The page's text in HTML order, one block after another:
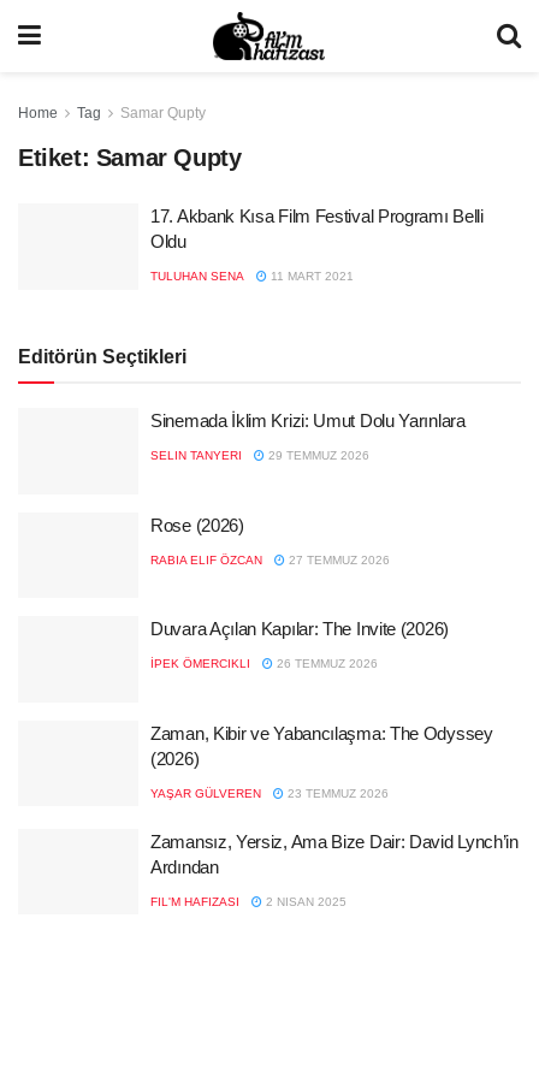
Home Tag Samar Qupty
Etiket: Samar Qupty
17. Akbank Kısa Film Festival Programı Belli
Oldu
TULUHAN SENA 11 MART 2021
Editörün Seçtikleri
Sinemada İklim Krizi: Umut Dolu Yarınlara
SELIN TANYERI 29 TEMMUZ 2026
Rose (2026)
RABIA ELIF ÖZCAN 27 TEMMUZ 2026
Duvara Açılan Kapılar: The Invite (2026)
İPEK ÖMERCIKLI 26 TEMMUZ 2026
Zaman, Kibir ve Yabancılaşma: The Odyssey
(2026)
YAŞAR GÜLVEREN 23 TEMMUZ 2026
Zamansız, Yersiz, Ama Bize Dair: David Lynch’in
Ardından
FIL'M HAFIZASI 2 NISAN 2025